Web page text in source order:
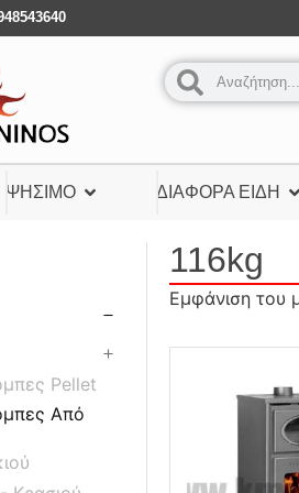
ΨΉΣΙΜΟ ΔΙΆΦΟΡΑ ΕΊΔΗ
Pellet
Από
116kg
Εμφάνιση του